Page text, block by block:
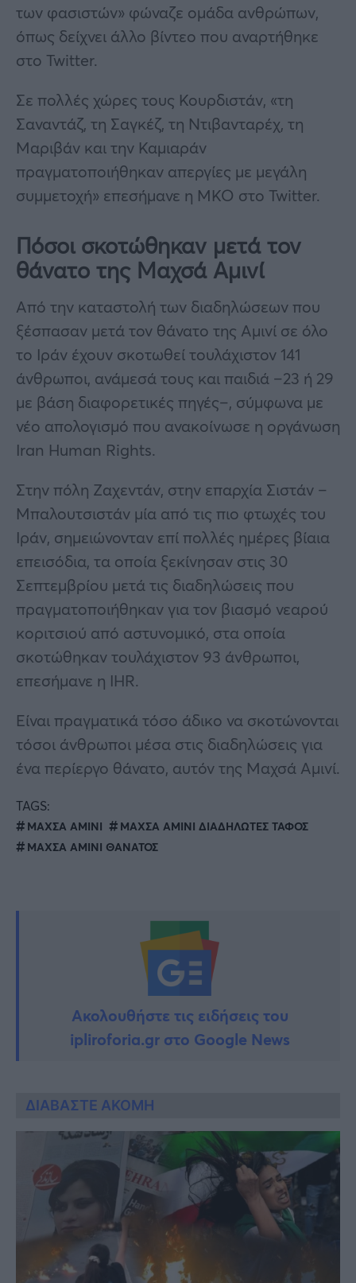
των φασιστών» φώναζε ομάδα ανθρώπων,
όπως δείχνει άλλο βίντεο που αναρτήθηκε
στο Twitter.
Σε πολλές χώρες τους Κουρδιστάν, «τη
Σαναντάζ, τη Σαγκέζ, τη Ντιβανταρέχ, τη
Μαριβάν και την Καμιαράν
πραγματοποιήθηκαν απεργίες με μεγάλη
συμμετοχή» επεσήμανε η ΜΚΟ στο Twitter.
Πόσοι σκοτώθηκαν μετά τον
θάνατο της Μαχσά Αμινί
Από την καταστολή των διαδηλώσεων που
ξέσπασαν μετά τον θάνατο της Αμινί σε όλο
το Ιράν έχουν σκοτωθεί τουλάχιστον 141
άνθρωποι, ανάμεσά τους και παιδιά –23 ή 29
με βάση διαφορετικές πηγές–, σύμφωνα με
νέο απολογισμό που ανακοίνωσε η οργάνωση
Iran Human Rights.
Στην πόλη Ζαχεντάν, στην επαρχία Σιστάν –
Μπαλουτσιστάν μία από τις πιο φτωχές του
Ιράν, σημειώνονταν επί πολλές ημέρες βίαια
επεισόδια, τα οποία ξεκίνησαν στις 30
Σεπτεμβρίου μετά τις διαδηλώσεις που
πραγματοποιήθηκαν για τον βιασμό νεαρού
κοριτσιού από αστυνομικό, στα οποία
σκοτώθηκαν τουλάχιστον 93 άνθρωποι,
επεσήμανε η IHR.
Είναι πραγματικά τόσο άδικο να σκοτώνονται
τόσοι άνθρωποι μέσα στις διαδηλώσεις για
ένα περίεργο θάνατο, αυτόν της Μαχσά Αμινί.
TAGS:
ΜΑΧΣΑ ΑΜΙΝΙ
ΜΑΧΣΑ ΑΜΙΝΙ ΔΙΑΔΗΛΩΤΕΣ ΤΑΦΟΣ
ΜΑΧΣΑ ΑΜΙΝΙ ΘΑΝΑΤΟΣ
Ακολουθήστε τις ειδήσεις του
ipliroforia.gr στο Google News
ΔΙΑΒΑΣΤΕ ΑΚΟΜΗ